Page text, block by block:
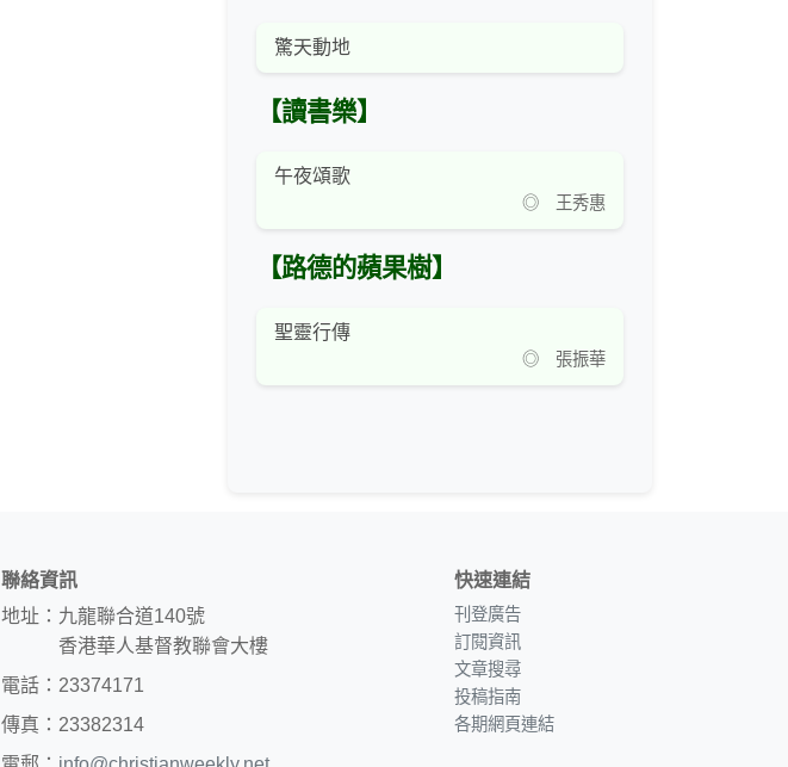
驚天動地
【讀書樂】
午夜頌歌
◎ 王秀惠
【路德的蘋果樹】
聖靈行傳
◎ 張振華
聯絡資訊
地址：九龍聯合道140號
香港華人基督教聯會大樓
電話：23374171
傳真：23382314
快速連結
刊登廣告
訂閱資訊
文章搜尋
投稿指南
各期網頁連結